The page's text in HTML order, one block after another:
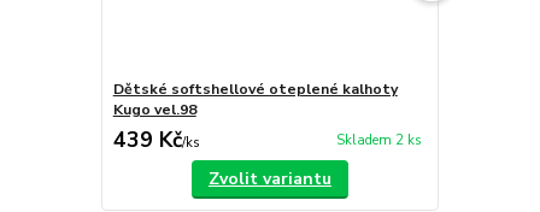
Dětské softshellové oteplené kalhoty
Kugo vel.98
439 Kč/ks Skladem 2 ks
Zvolit variantu